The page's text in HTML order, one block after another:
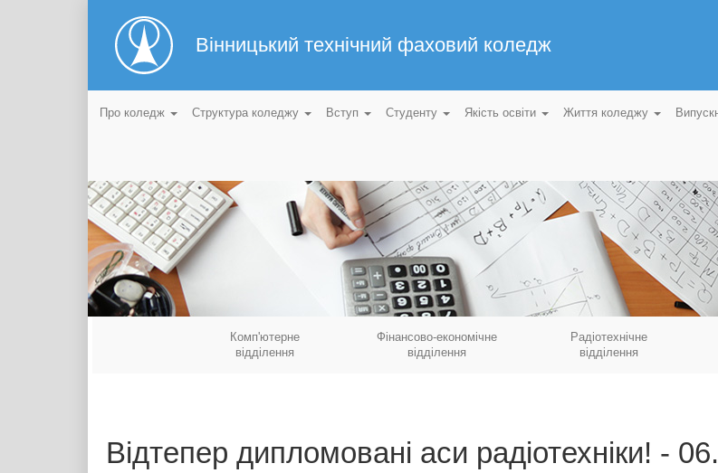
Вінницький технічний фаховий коледж
Про коледж Структура коледжу Вступ Студенту Якість освіти Життя коледжу
Комп'ютерне
відділення
Фінансово-економічне
відділення
Радіотехнічне
відділення
Відтепер дипломовані аси радіотехніки! -